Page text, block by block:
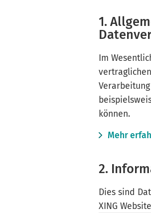
1.
Im
können.
Mehr
2.
Dies sind
XING